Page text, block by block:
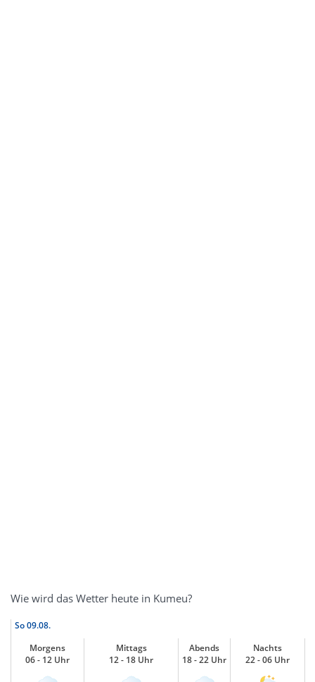
Wie wird das Wetter heute in Kumeu?
So09.08.
Morgens
06 - 12 Uhr
Mittags
12 - 18 Uhr
Abends
18 - 22 Uhr
Nachts
22 - 06 Uhr